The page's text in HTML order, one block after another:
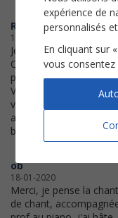
RN
19-02-2020
Je félicite l'équipe de
Quickpartitions d'avoir
partition de qualité,
Véronique Sanson, et
versions simplifiées,
abâtardie des anciens
bâclés.
ob
18-01-2020
Merci, je pense la
de chant,
expérience de
personnalisés
En cliquant sur
vous